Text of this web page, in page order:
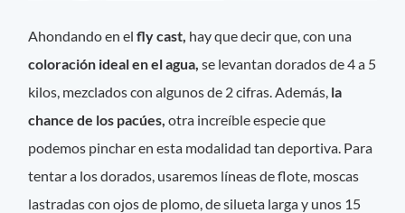
Ahondando en elfly cast, hay que decir que, con una
coloración ideal en el agua,se levantan dorados de 4 a 5
kilos, mezclados con algunos de 2 cifras. Además, la
chance de los pacúes, otra increíble especie que
podemos pinchar en esta modalidad tan deportiva. Para
tentar a los dorados, usaremos líneas de flote, moscas
lastradas con ojos de plomo, de silueta larga y unos 15